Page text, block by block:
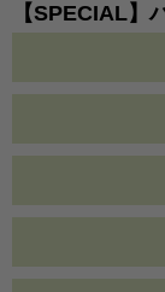
【SPECIAL】